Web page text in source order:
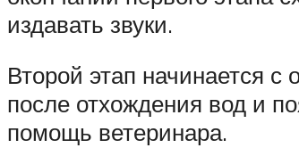
издавать звуки.
Второй этап начинается
после отхождения вод и
помощь ветеринара.